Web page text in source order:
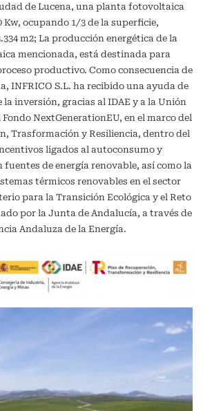
de Lucena, una planta fotovoltaica
Kw, ocupando 1/3 de la superficie,
m2; La producción energética de la
mencionada, está destinada para
productivo. Como consecuencia de
INFRICO S.L. ha recibido una ayuda de
la inversión, gracias al IDAE y a la Unión
NextGenerationEU, en el marco del
Trasformación y Resiliencia, dentro del
ligados al autoconsumo y
fuentes de energía renovable, así como la
térmicos renovables en el sector
para la Transición Ecológica y el Reto
por la Junta de Andalucía, a través de
Andaluza de la Energía.